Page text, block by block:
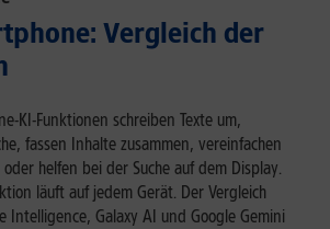
Vergleich der
KI-Funktionen schreiben Texte um,
fassen Inhalte zusammen, vereinfachen
helfen bei der Suche auf dem Display.
läuft auf jedem Gerät. Der Vergleich
Intelligence, Galaxy AI und Google Gemini